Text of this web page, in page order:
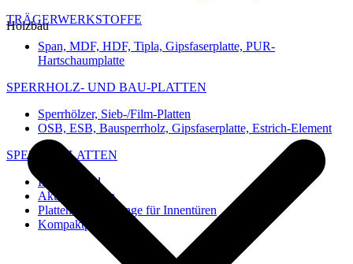
TRÄGERWERKSTOFFE
Span, MDF, HDF, Tipla, Gipsfaserplatte, PUR-
Hartschaumplatte
SPERRHOLZ- UND BAU-PLATTEN
Sperrhölzer, Sieb-/Film-Platten
OSB, ESB, Bausperrholz, Gipsfaserplatte, Estrich-Element
SPEZIAL-PLATTEN
Imi-Verbund
Akustik-Platten
Platten und Rohlinge für Innentüren
Kompaktplatten
Holzbau